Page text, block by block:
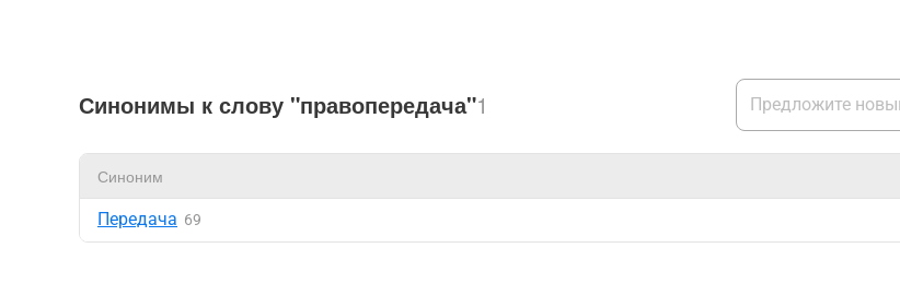
Синонимы к слову "правопередача"1
Синоним
Передача 69